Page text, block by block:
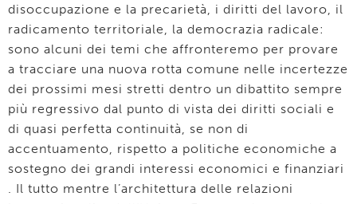
disoccupazione e la precarietà, i diritti del lavoro, il
radicamento territoriale, la democrazia radicale:
sono alcuni dei temi che affronteremo per provare
a tracciare una nuova rotta comune nelle incertezze
dei prossimi mesi stretti dentro un dibattito sempre
più regressivo dal punto di vista dei diritti sociali e
di quasi perfetta continuità, se non di
accentuamento, rispetto a politiche economiche a
sostegno dei grandi interessi economici e finanziari
. Il tutto mentre l’architettura delle relazioni